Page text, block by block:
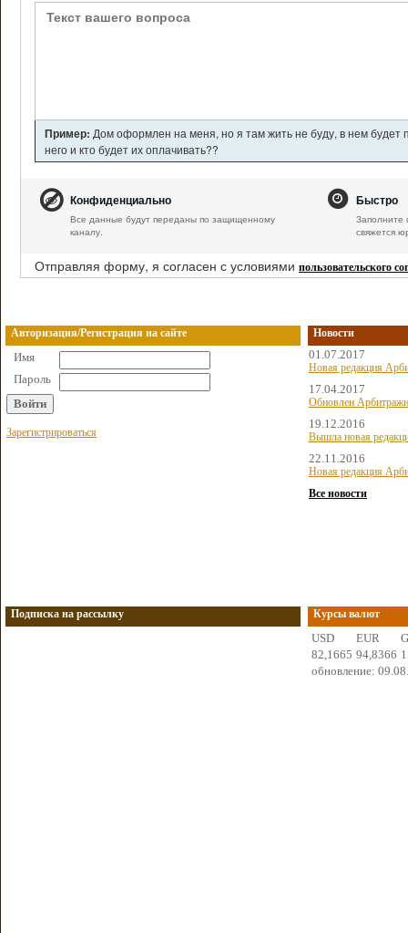
Пример: Дом оформлен на меня, но я там жить не буду, в нем будет
него и кто будет их оплачивать??
Конфиденциально
Все данные будут переданы по защищенному
каналу.
Быстро
Заполните
свяжется
Отправляя форму, я согласен с условиями пользовательского
Авторизация/Регистрация на сайте
Имя
Пароль
Зарегистрироваться
Новости
01.07.2017
Новая редакция
17.04.2017
Обновлен
19.12.2016
Вышла новая
22.11.2016
Новая редакция
Все новости
Подписка на рассылку Курсы валют
USD EUR
82,1665 94,8366
обновление: